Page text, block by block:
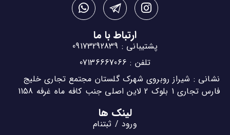
ارتباط با ما
پشتیبانی : 09173292839
تلفن : 07136667066
نشانی : شیراز روبروی شهرک گلستان مجتمع تجاری خلیج
فارس تجاری 1 بلوک 2 لاین اصلی جنب کافه ماه غرفه 1158
لینک ها
ورود / ثبتنام